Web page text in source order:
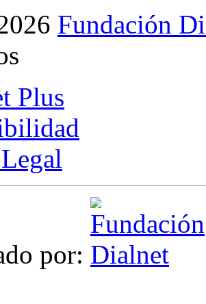
Fundación
Plus
por: